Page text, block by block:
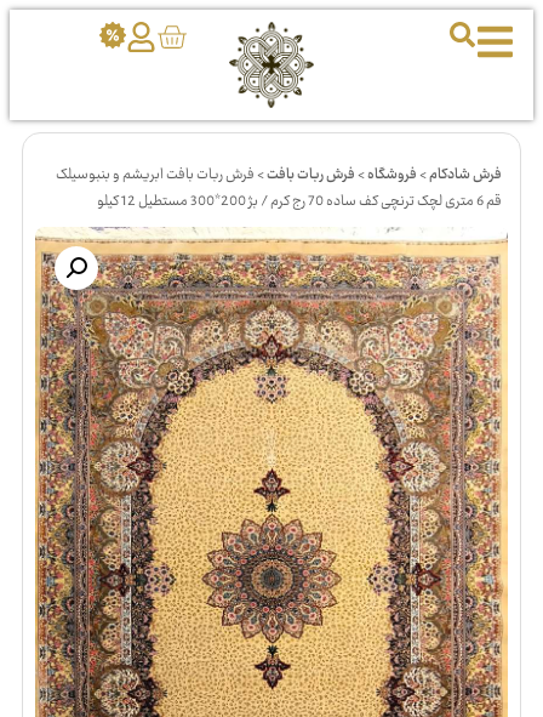
فرش شادکام>فروشگاه>فرش ربات بافت>فرش ربات بافت ابریشم و بنبوسیلک
قم 6 متری لچک ترنچی کف ساده 70 رج کرم / بژ 200*300 مستطیل 12 کیلو